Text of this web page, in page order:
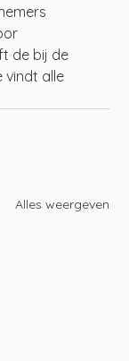
de bij de
vindt alle
Alles weergeven